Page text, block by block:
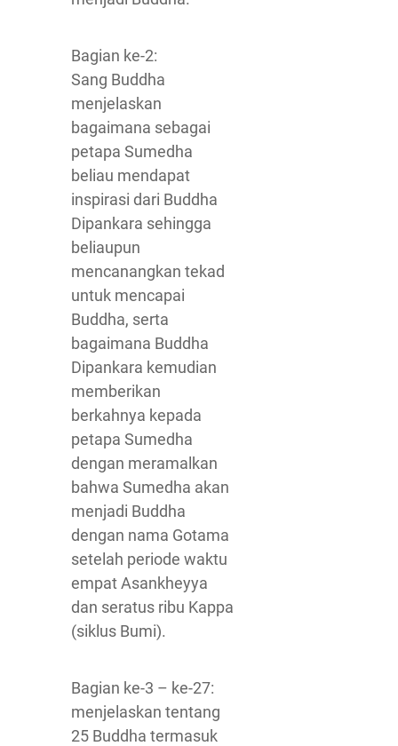
Bagian ke-2:
Sang Buddha
menjelaskan
bagaimana sebagai
petapa Sumedha
beliau mendapat
inspirasi dari Buddha
Dipankara sehingga
beliaupun
mencanangkan tekad
untuk mencapai
Buddha, serta
bagaimana Buddha
Dipankara kemudian
memberikan
berkahnya kepada
petapa Sumedha
dengan meramalkan
bahwa Sumedha akan
menjadi Buddha
dengan nama Gotama
setelah periode waktu
empat Asankheyya
dan seratus ribu Kappa
(siklus Bumi).
Bagian ke-3 – ke-27:
menjelaskan tentang
25 Buddha termasuk